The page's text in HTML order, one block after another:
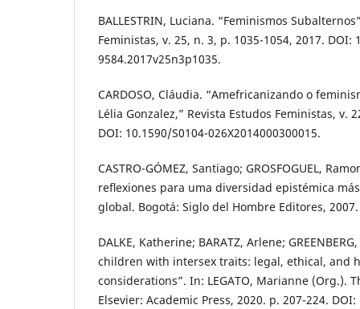
BALLESTRIN, Luciana. “Feminismos
Feministas, v. 25, n. 3, p. 1035-1054, 2017. DOI:
9584.2017v25n3p1035.
CARDOSO, Cláudia. “Amefricanizando o
Lélia Gonzalez,” Revista Estudos Feministas, v.
DOI: 10.1590/S0104-026X2014000300015.
CASTRO-GÓMEZ, Santiago; GROSFOGUEL,
reﬂexiones para uma diversidad epistémica
global. Bogotá: Siglo del Hombre Editores, 2007.
DALKE, Katherine; BARATZ, Arlene;
children with intersex traits: legal, ethical, and
considerations”. In: LEGATO, Marianne (Org.).
Elsevier: Academic Press, 2020. p. 207-224.